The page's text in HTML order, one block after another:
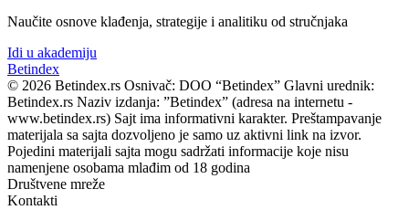
Naučite osnove klađenja, strategije i analitiku od stručnjaka
Idi u akademiju
Betindex
© 2026 Betindex.rs Osnivač: DOO “Betindex” Glavni urednik:
Betindex.rs Naziv izdanja: ”Betindex” (adresa na internetu -
www.betindex.rs) Sajt ima informativni karakter. Preštampavanje
materijala sa sajta dozvoljeno je samo uz aktivni link na izvor.
Pojedini materijali sajta mogu sadržati informacije koje nisu
namenjene osobama mlađim od 18 godina
Društvene mreže
Kontakti